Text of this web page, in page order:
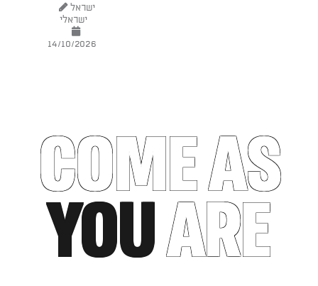
ישראל
ישראלי
14/10/2026
COME AS
YOUARE